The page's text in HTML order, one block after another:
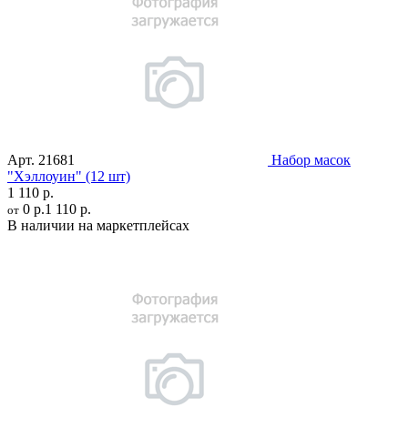
Арт. 21681
Набор масок
"Хэллоуин" (12 шт)
1 110 р.
от 0 р.1 110 р.
В наличии на маркетплейсах